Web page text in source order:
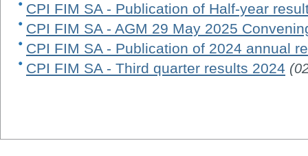
CPI FIM SA - Publication of Half-year
CPI FIM SA - AGM 29 May 2025
CPI FIM SA - Publication of 2024 annual
CPI FIM SA - Third quarter results 2024